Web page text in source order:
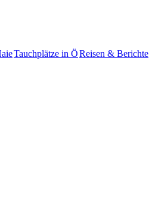
Tauchplätze in ÖReisen & Berichte